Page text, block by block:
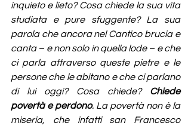
inquieto e lieto? Cosa chiede la sua vita
studiata e pure sfuggente? La sua
parola che ancora nel Cantico brucia e
canta – e non solo in quella lode – e che
ci parla attraverso queste pietre e le
persone che le abitano e che ci parlano
di lui oggi? Cosa chiede? Chiede
povertà e perdono. La povertà non è la
miseria, che infatti san Francesco